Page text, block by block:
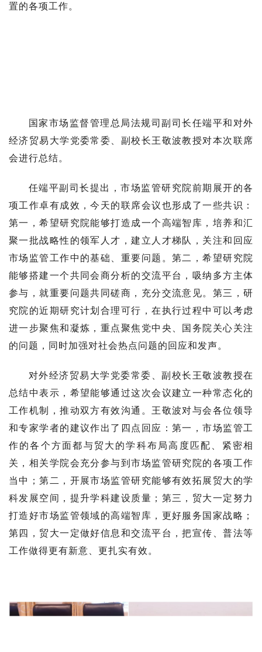
置的各项工作。
国家市场监督管理总局法规司副司长任端平和对外
经济贸易大学党委常委、副校长王敬波教授对本次联席
会进行总结。
任端平副司长提出，市场监管研究院前期展开的各
项工作卓有成效，今天的联席会议也形成了一些共识：
第一，希望研究院能够打造成一个高端智库，培养和汇
聚一批战略性的领军人才，建立人才梯队，关注和回应
市场监管工作中的基础、重要问题。第二，希望研究院
能够搭建一个共同会商分析的交流平台，吸纳多方主体
参与，就重要问题共同磋商，充分交流意见。第三，研
究院的近期研究计划合理可行，在执行过程中可以考虑
进一步聚焦和凝炼，重点聚焦党中央、国务院关心关注
的问题，同时加强对社会热点问题的回应和发声。
对外经济贸易大学党委常委、副校长王敬波教授在
总结中表示，希望能够通过这次会议建立一种常态化的
工作机制，推动双方有效沟通。王敬波对与会各位领导
和专家学者的建议作出了四点回应：第一，市场监管工
作的各个方面都与贸大的学科布局高度匹配、紧密相
关，相关学院会充分参与到市场监管研究院的各项工作
当中；第二，开展市场监管研究能够有效拓展贸大的学
科发展空间，提升学科建设质量；第三，贸大一定努力
打造好市场监管领域的高端智库，更好服务国家战略；
第四，贸大一定做好信息和交流平台，把宣传、普法等
工作做得更有新意、更扎实有效。